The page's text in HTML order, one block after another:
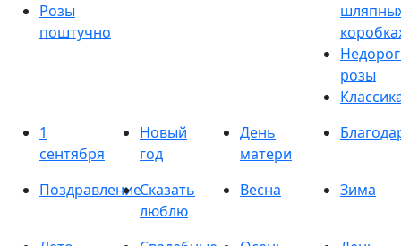
Розы
поштучно
розы
1
сентября
Новый
год
День
матери
ПоздравлениеСказать
люблю
Весна Зима